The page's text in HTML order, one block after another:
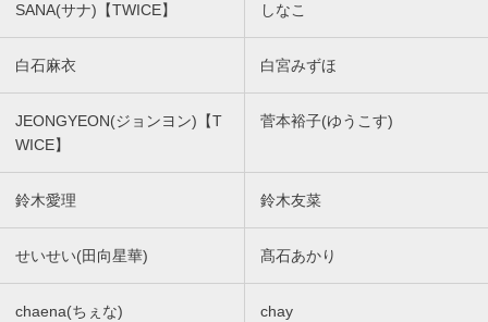
SANA(サナ)【TWICE】 しなこ
白石麻衣 白宮みずほ
JEONGYEON(ジョンヨン)【T
WICE】
菅本裕子(ゆうこす)
鈴木愛理 鈴木友菜
せいせい(田向星華) 髙石あかり
chaena(ちぇな) chay